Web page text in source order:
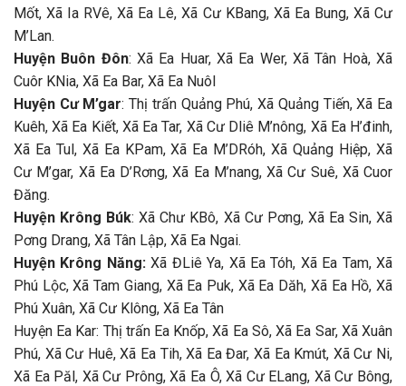
Mốt, Xã Ia RVê, Xã Ea Lê, Xã Cư KBang, Xã Ea Bung, Xã Cư
M’Lan.
Huyện Buôn Đôn: Xã Ea Huar, Xã Ea Wer, Xã Tân Hoà, Xã
Cuôr KNia, Xã Ea Bar, Xã Ea Nuôl
Huyện Cư M’gar: Thị trấn Quảng Phú, Xã Quảng Tiến, Xã Ea
Kuêh, Xã Ea Kiết, Xã Ea Tar, Xã Cư Dliê M’nông, Xã Ea H’đinh,
Xã Ea Tul, Xã Ea KPam, Xã Ea M’DRóh, Xã Quảng Hiệp, Xã
Cư M’gar, Xã Ea D’Rơng, Xã Ea M’nang, Xã Cư Suê, Xã Cuor
Đăng.
Huyện Krông Búk: Xã Chư KBô, Xã Cư Pơng, Xã Ea Sin, Xã
Pơng Drang, Xã Tân Lập, Xã Ea Ngai.
Huyện Krông Năng:Xã ĐLiê Ya, Xã Ea Tóh, Xã Ea Tam, Xã
Phú Lộc, Xã Tam Giang, Xã Ea Puk, Xã Ea Dăh, Xã Ea Hồ, Xã
Phú Xuân, Xã Cư Klông, Xã Ea Tân
Huyện Ea Kar: Thị trấn Ea Knốp, Xã Ea Sô, Xã Ea Sar, Xã Xuân
Phú, Xã Cư Huê, Xã Ea Tih, Xã Ea Đar, Xã Ea Kmút, Xã Cư Ni,
Xã Ea Păl, Xã Cư Prông, Xã Ea Ô, Xã Cư ELang, Xã Cư Bông,